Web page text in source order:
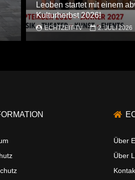
Leoben startet mit einem
Kulturherbst 2026!
ECHTZEIT-TV 2. JULI 2026
Über
Über